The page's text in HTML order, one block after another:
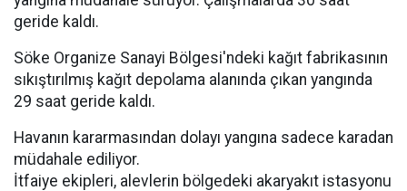
geride kaldı.
Söke Organize Sanayi Bölgesi'ndeki kağıt fabrikasının
sıkıştırılmış kağıt depolama alanında çıkan yangında
29 saat geride kaldı.
Havanın kararmasından dolayı yangına sadece karadan
müdahale ediliyor.
İtfaiye ekipleri, alevlerin bölgedeki akaryakıt istasyonu